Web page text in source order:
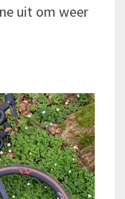
uit om weer